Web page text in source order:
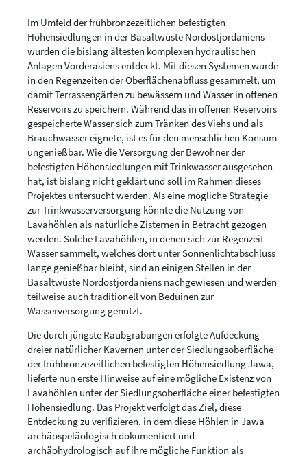
Im Umfeld der frühbronzezeitlichen befestigten
Höhensiedlungen in der Basaltwüste Nordostjordaniens
wurden die bislang ältesten komplexen hydraulischen
Anlagen Vorderasiens entdeckt. Mit diesen Systemen wurde
in den Regenzeiten der Oberflächenabfluss gesammelt, um
damit Terrassengärten zu bewässern und Wasser in offenen
Reservoirs zu speichern. Während das in offenen Reservoirs
gespeicherte Wasser sich zum Tränken des Viehs und als
Brauchwasser eignete, ist es für den menschlichen Konsum
ungenießbar. Wie die Versorgung der Bewohner der
befestigten Höhensiedlungen mit Trinkwasser ausgesehen
hat, ist bislang nicht geklärt und soll im Rahmen dieses
Projektes untersucht werden. Als eine mögliche Strategie
zur Trinkwasserversorgung könnte die Nutzung von
Lavahöhlen als natürliche Zisternen in Betracht gezogen
werden. Solche Lavahöhlen, in denen sich zur Regenzeit
Wasser sammelt, welches dort unter Sonnenlichtabschluss
lange genießbar bleibt, sind an einigen Stellen in der
Basaltwüste Nordostjordaniens nachgewiesen und werden
teilweise auch traditionell von Beduinen zur
Wasserversorgung genutzt.
Die durch jüngste Raubgrabungen erfolgte Aufdeckung
dreier natürlicher Kavernen unter der Siedlungsoberfläche
der frühbronzezeitlichen befestigten Höhensiedlung Jawa,
lieferte nun erste Hinweise auf eine mögliche Existenz von
Lavahöhlen unter der Siedlungsoberfläche einer befestigten
Höhensiedlung. Das Projekt verfolgt das Ziel, diese
Entdeckung zu verifizieren, in dem diese Höhlen in Jawa
archäospeläologisch dokumentiert und
archäohydrologisch auf ihre mögliche Funktion als